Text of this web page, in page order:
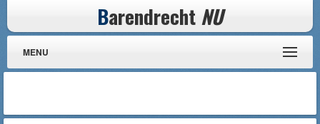
Barendrecht NU
MENU